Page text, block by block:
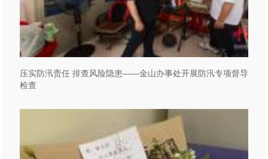
压实防汛责任 排查风险隐患——金山办事处开展防汛专项督导
检查